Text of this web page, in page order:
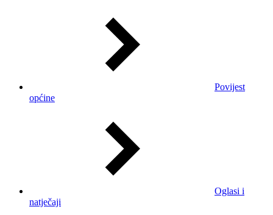
Povijest
općine
Oglasi i
natječaji